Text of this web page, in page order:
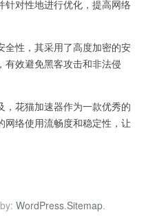
针对性地进行优化，提高网络
性，其采用了高度加密的安
有效避免黑客攻击和非法侵
花猫加速器作为一款优秀的
网络使用流畅度和稳定性，让
WordPress.Sitemap.